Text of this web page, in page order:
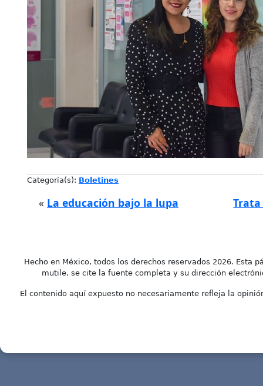
Categoría(s): Boletines
« La educación bajo la lupa Trata
Hecho en México, todos los derechos reservados 2026. Esta
mutile, se cite la fuente completa y su dirección
El contenido aquí expuesto no necesariamente refleja la